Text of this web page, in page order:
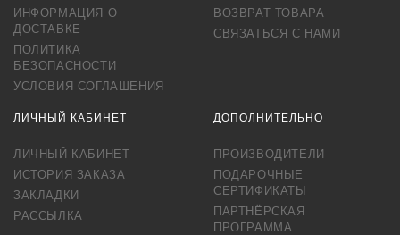
ИНФОРМАЦИЯ О
ДОСТАВКЕ
ПОЛИТИКА
БЕЗОПАСНОСТИ
УСЛОВИЯ СОГЛАШЕНИЯ
ВОЗВРАТ ТОВАРА
СВЯЗАТЬСЯ С НАМИ
ЛИЧНЫЙ КАБИНЕТ
ЛИЧНЫЙ КАБИНЕТ
ИСТОРИЯ ЗАКАЗА
ЗАКЛАДКИ
РАССЫЛКА
ДОПОЛНИТЕЛЬНО
ПРОИЗВОДИТЕЛИ
ПОДАРОЧНЫЕ
СЕРТИФИКАТЫ
ПАРТНЁРСКАЯ
ПРОГРАММА